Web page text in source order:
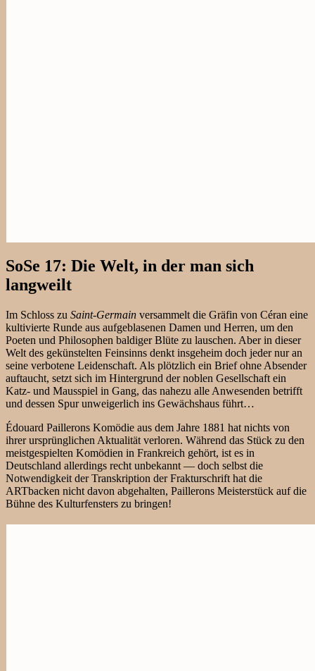
SoSe 17: Die Welt, in der man sich
langweilt
Im Schloss zu Saint-Germain versammelt die Gräfin von Céran eine
kultivierte Runde aus aufgeblasenen Damen und Herren, um den
Poeten und Philosophen baldiger Blüte zu lauschen. Aber in dieser
Welt des gekünstelten Feinsinns denkt insgeheim doch jeder nur an
seine verbotene Leidenschaft. Als plötzlich ein Brief ohne Absender
auftaucht, setzt sich im Hintergrund der noblen Gesellschaft ein
Katz- und Mausspiel in Gang, das nahezu alle Anwesenden betrifft
und dessen Spur unweigerlich ins Gewächshaus führt…
Édouard Paillerons Komödie aus dem Jahre 1881 hat nichts von
ihrer ursprünglichen Aktualität verloren. Während das Stück zu den
meistgespielten Komödien in Frankreich gehört, ist es in
Deutschland allerdings recht unbekannt — doch selbst die
Notwendigkeit der Transkription der Frakturschrift hat die
ARTbacken nicht davon abgehalten, Paillerons Meisterstück auf die
Bühne des Kulturfensters zu bringen!